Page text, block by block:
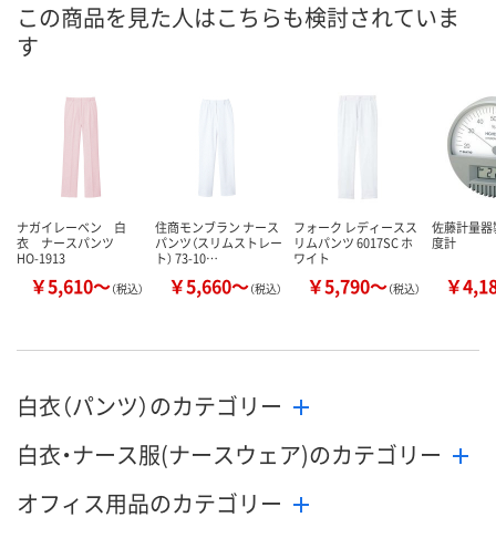
在庫 あり あり あり
数量
カ
この商品を見た人はこちらも検討されていま
す
ナガイレーベン 白
衣 ナースパンツ
HO-1913
￥5,610～（税込）
住商モンブラン ナース
パンツ（スリムストレー
ト） 73-10…
￥5,660～（税込）
フォーク レディースス
リムパンツ 6017SC ホ
ワイト
￥5,790～（税込）
佐藤計量
度計
￥
白衣（パンツ）のカテゴリー
白衣・ナース服(ナースウェア)のカテゴリー
オフィス用品のカテゴリー